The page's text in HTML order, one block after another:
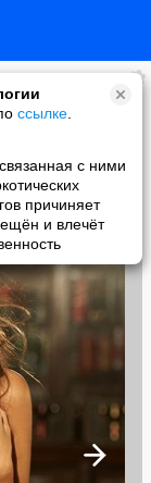
ссылке
с ними
причиняет
и влечёт